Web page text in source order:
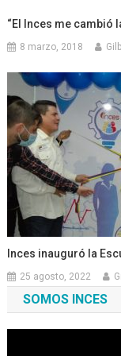
“El Inces me cambió
8 marzo, 2018
Inces inauguró la
25 agosto, 2022
SOMOS INCES